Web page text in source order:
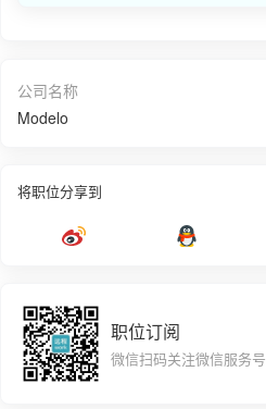
公司名称
Modelo
将职位分享到
职位订阅
微信扫码关注微信服务号